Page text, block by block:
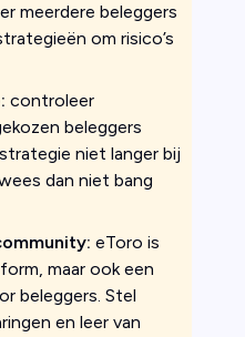
meerdere beleggers
om risico’s
controleer
beleggers
niet langer bij
dan niet bang
eToro is
maar ook een
beleggers. Stel
en leer van